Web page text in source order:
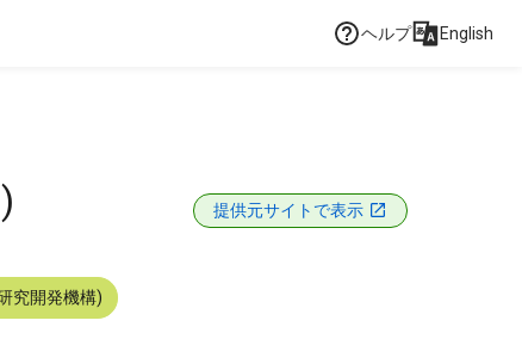
ヘルプ English
提供元サイトで表示
究開発機構)